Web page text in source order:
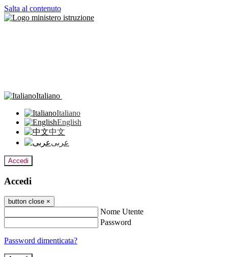
Salta al contenuto
Italiano
Italiano
English
中文
عربى
Accedi
Accedi
button close ×
Nome Utente
Password
Password dimenticata?